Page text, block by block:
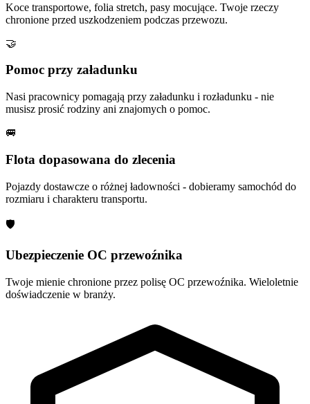
Koce transportowe, folia stretch, pasy mocujące. Twoje rzeczy
chronione przed uszkodzeniem podczas przewozu.
🤝
Pomoc przy załadunku
Nasi pracownicy pomagają przy załadunku i rozładunku - nie
musisz prosić rodziny ani znajomych o pomoc.
🚐
Flota dopasowana do zlecenia
Pojazdy dostawcze o różnej ładowności - dobieramy samochód do
rozmiaru i charakteru transportu.
🛡
Ubezpieczenie OC przewoźnika
Twoje mienie chronione przez polisę OC przewoźnika. Wieloletnie
doświadczenie w branży.